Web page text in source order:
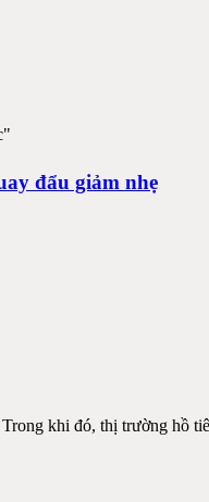
đẩu giảm nhẹ
khi đó, thị trường hồ